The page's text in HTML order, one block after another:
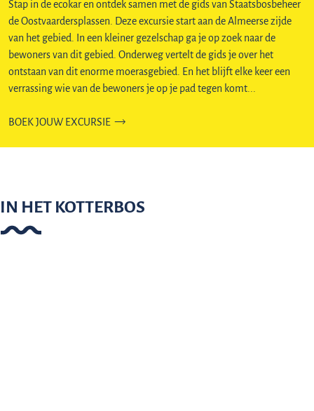
Stap in de ecokar en ontdek samen met de gids van Staatsbosbeheer
de Oostvaardersplassen. Deze excursie start aan de Almeerse zijde
van het gebied. In een kleiner gezelschap ga je op zoek naar de
bewoners van dit gebied. Onderweg vertelt de gids je over het
ontstaan van dit enorme moerasgebied. En het blijft elke keer een
verrassing wie van de bewoners je op je pad tegen komt...
BOEK JOUW EXCURSIE
IN HET KOTTERBOS